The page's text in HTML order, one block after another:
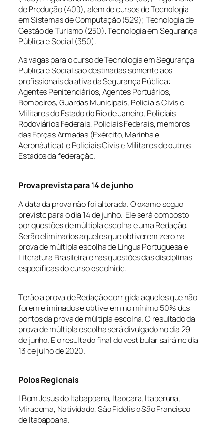
de Produção (400), além de cursos de Tecnologia
em Sistemas de Computação (529); Tecnologia de
Gestão de Turismo (250), Tecnologia em Segurança
Pública e Social (350).
As vagas para o curso de Tecnologia em Segurança
Pública e Social são destinadas somente aos
profissionais da ativa da Segurança Pública:
Agentes Penitenciários, Agentes Portuários,
Bombeiros, Guardas Municipais, Policiais Civis e
Militares do Estado do Rio de Janeiro, Policiais
Rodoviários Federais, Policiais Federais, membros
das Forças Armadas (Exército, Marinha e
Aeronáutica) e Policiais Civis e Militares de outros
Estados da federação.
Prova prevista para 14 de junho
A data da prova não foi alterada. O exame segue
previsto para o dia 14 de junho. Ele será composto
por questões de múltipla escolha e uma Redação.
Serão eliminados aqueles que obtiverem zero na
prova de múltipla escolha de Língua Portuguesa e
Literatura Brasileira e nas questões das disciplinas
específicas do curso escolhido.
Terão a prova de Redação corrigida aqueles que não
forem eliminados e obtiverem no mínimo 50% dos
pontos da prova de múltipla escolha. O resultado da
prova de múltipla escolha será divulgado no dia 29
de junho. E o resultado final do vestibular sairá no dia
13 de julho de 2020.
Polos Regionais
I Bom Jesus do Itabapoana, Itaocara, Itaperuna,
Miracema, Natividade, São Fidélis e São Francisco
de Itabapoana.